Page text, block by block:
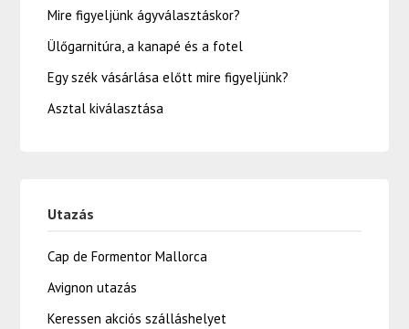
Mire figyeljünk ágyválasztáskor?
Ülőgarnitúra, a kanapé és a fotel
Egy szék vásárlása előtt mire figyeljünk?
Asztal kiválasztása
Utazás
Cap de Formentor Mallorca
Avignon utazás
Keressen akciós szálláshelyet